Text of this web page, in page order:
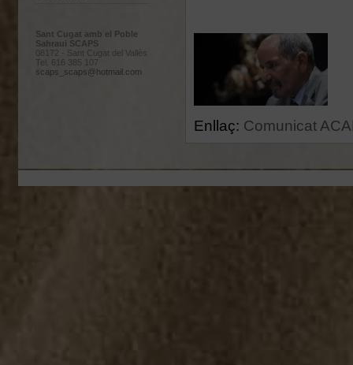
Sant Cugat amb el Poble
Sahraui SCAPS
08172 - Sant Cugat del Vallès
Tel. 616 385 107
scaps_scaps@hotmail.com
Enllaç: Comunicat